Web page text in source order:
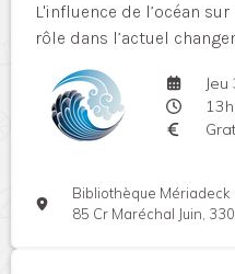
L'influence de l’océan
rôle dans l’actuel
Bibliothèque Mériadeck
85 Cr Maréchal Juin,